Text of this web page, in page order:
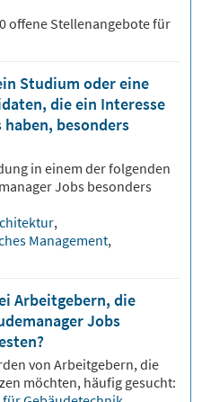
offene Stellenangebote für
Studium oder eine
die ein Interesse
haben, besonders
in einem der folgenden
Jobs besonders
,
Management,
Arbeitgebern, die
Jobs
von Arbeitgebern, die
möchten, häufig gesucht: